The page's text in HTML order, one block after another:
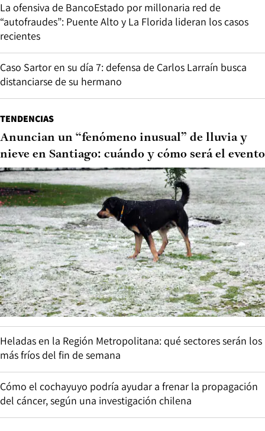
La ofensiva de BancoEstado por millonaria red de
“autofraudes”: Puente Alto y La Florida lideran los casos
recientes
Caso Sartor en su día 7: defensa de Carlos Larraín busca
distanciarse de su hermano
TENDENCIAS
Anuncian un “fenómeno inusual” de lluvia y
nieve en Santiago: cuándo y cómo será el evento
Heladas en la Región Metropolitana: qué sectores serán los
más fríos del fin de semana
Cómo el cochayuyo podría ayudar a frenar la propagación
del cáncer, según una investigación chilena